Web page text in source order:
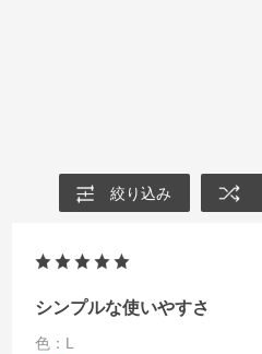
絞り込み
シンプルな使いやすさ
色：L